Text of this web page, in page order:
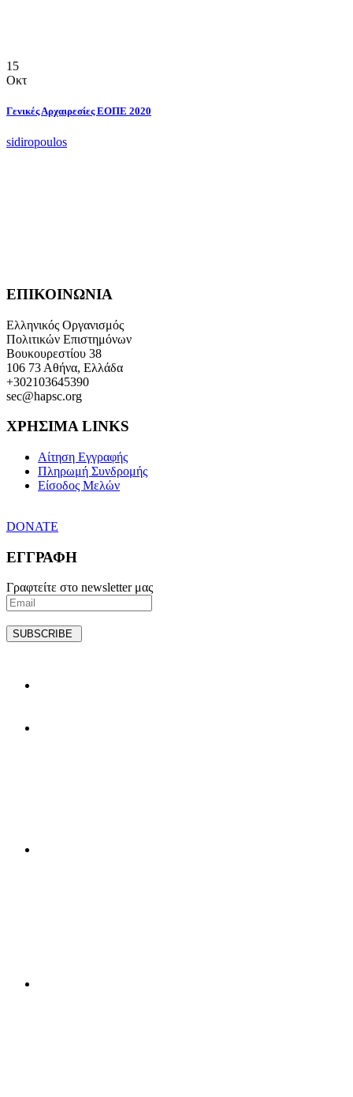
15
Οκτ
Γενικές Αρχαιρεσίες ΕΟΠΕ 2020
sidiropoulos
ΕΠΙΚΟΙΝΩΝΙΑ
Ελληνικός Οργανισμός
Πολιτικών Επιστημόνων
Βουκουρεστίου 38
106 73 Αθήνα, Ελλάδα
+302103645390
sec@hapsc.org
ΧΡΗΣΙΜΑ LINKS
Αίτηση Εγγραφής
Πληρωμή Συνδρομής
Είσοδος Μελών
DONATE
ΕΓΓΡΑΦΗ
Γραφτείτε στο newsletter μας